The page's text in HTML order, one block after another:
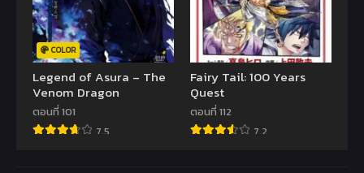
COLOR
Legend of Asura – The
Venom Dragon
ตอนที่ 101
7.5
Fairy Tail: 100 Years
Quest
ตอนที่ 112
7.2